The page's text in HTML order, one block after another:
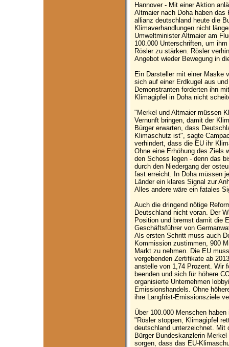
Hannover - Mit einer Aktion
Altmaier nach Doha haben das
allianz deutschland heute die
Klimaverhandlungen nicht
Umweltminister Altmaier am
100.000 Unterschriften, um
Rösler zu stärken. Rösler
Angebot wieder Bewegung in
Ein Darsteller mit einer Maske
sich auf einer Erdkugel aus
Demonstranten forderten ihn
Klimagipfel in Doha nicht
"Merkel und Altmaier müssen
Vernunft bringen, damit der
Bürger erwarten, dass
Klimaschutz ist", sagte
verhindert, dass die EU ihr
Ohne eine Erhöhung des Ziels
den Schoss legen - denn das
durch den Niedergang der
fast erreicht. In Doha müssen
Länder ein klares Signal zur
Alles andere wäre ein fatales
Auch die dringend nötige
Deutschland nicht voran. Der
Position und bremst damit die
Geschäftsführer von
Als ersten Schritt muss auch
Kommission zustimmen, 900
Markt zu nehmen. Die EU
vergebenden Zertifikate ab
anstelle von 1,74 Prozent. Wir
beenden und sich für höhere
organisierte Unternehmen
Emissionshandels. Ohne
ihre Langfrist-Emissionsziele
Über 100.000 Menschen
"Rösler stoppen, Klimagipfel
deutschland unterzeichnet. Mit
Bürger Bundeskanzlerin
sorgen, dass das EU-